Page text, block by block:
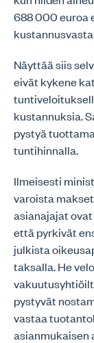
688 000 euroa
Näyttää siis
eivät kykene
kustannuksia.
pystyä
tuntihinnalla.
Ilmeisesti
varoista
asianajajat
että pyrkivät
julkista
taksalla. He
pystyvät
vastaa
asianmukaisen